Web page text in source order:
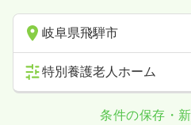
岐阜県飛騨市
特別養護老人ホーム
条件の保存・